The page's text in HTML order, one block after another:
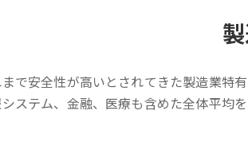
まで安全性が高いとされてきた製造業特
ステム、金融、医療も含めた全体平均